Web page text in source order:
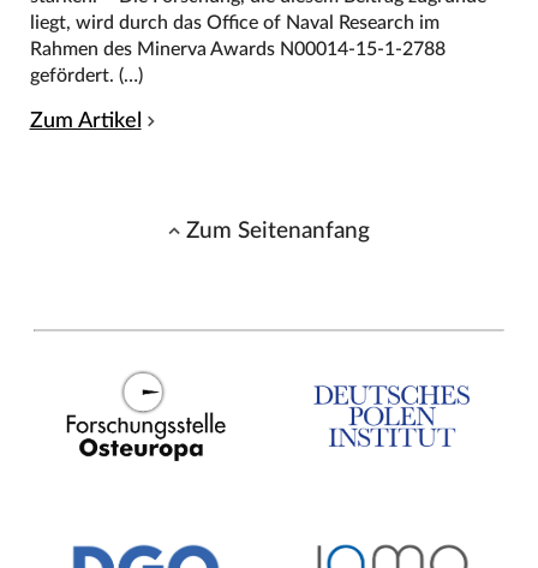
liegt, wird durch das Office of Naval Research im
Rahmen des Minerva Awards N00014-15-1-2788
gefördert. (…)
Zum Artikel
Zum Seitenanfang